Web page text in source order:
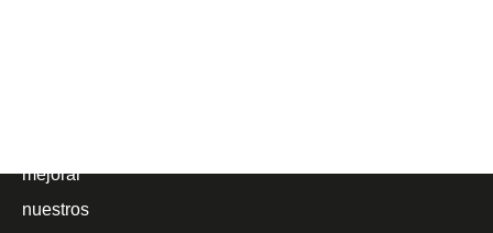
mejorar
nuestros